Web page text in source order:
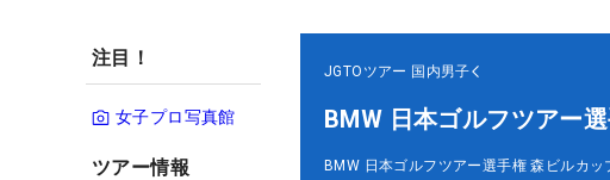
注目！
女子プロ写真館
ツアー情報
JGTOツアー 国内男子
BMW 日本ゴルフツアー
BMW 日本ゴルフツアー選手権 森ビルカッ